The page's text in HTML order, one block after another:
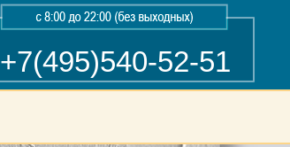
+7(495)540-52-51